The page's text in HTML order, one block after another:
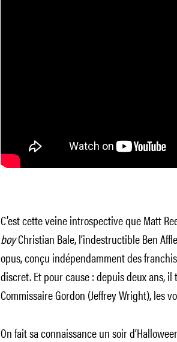
C’est cette veine introspective que Matt
boyChristian Bale, l’indestructible Ben
opus, conçu indépendamment des
discret. Et pour cause : depuis deux ans, il
Commissaire Gordon (Jeffrey Wright), les
On fait sa connaissance un soir